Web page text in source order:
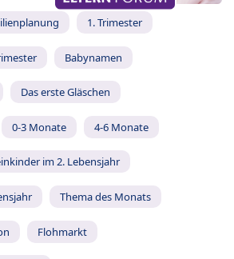
1. Trimester
Babynamen
Das erste Gläschen
0-3 Monate 4-6 Monate
im 2. Lebensjahr
Thema des Monats
Flohmarkt